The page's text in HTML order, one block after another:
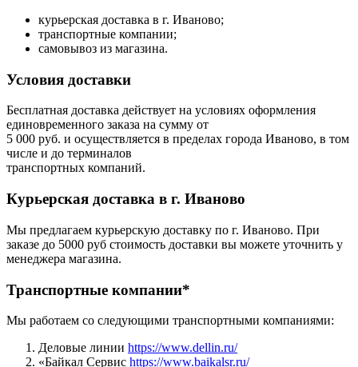
курьерская доставка в г. Иваново;
транспортные компании;
самовывоз из магазина.
Условия доставки
Бесплатная доставка действует на условиях оформления
единовременного заказа на сумму от
5 000 руб. и осуществляется в пределах города Иваново, в том
числе и до терминалов
транспортных компаний.
Курьерская доставка в г. Иваново
Мы предлагаем курьерскую доставку по г. Иваново. При
заказе до 5000 руб стоимость доставки вы можете уточнить у
менеджера магазина.
Транспортные компании*
Мы работаем со следующими транспортными компаниями:
Деловые линии https://www.dellin.ru/
«Байкал Сервис https://www.baikalsr.ru/